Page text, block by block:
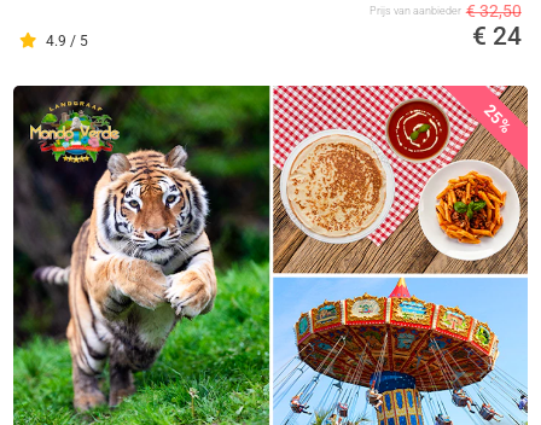
4.9 / 5
Prijs van aanbieder € 32,50
€ 24
25%